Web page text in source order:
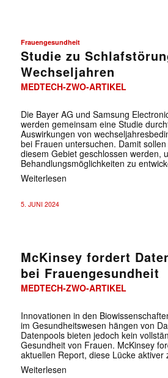
Frauengesundheit
Studie zu
Wechseljahren
MEDTECH-ZWO-ARTIKEL
Die Bayer AG und Samsung
werden gemeinsam eine Studie
Auswirkungen von
bei Frauen untersuchen. Damit
diesem Gebiet geschlossen werden,
Behandlungsmöglichkeiten zu
Weiterlesen
5. JUNI 2024
McKinsey fordert
bei Frauengesundheit
MEDTECH-ZWO-ARTIKEL
Innovationen in den
im Gesundheitswesen hängen von
Datenpools bieten jedoch kein
Gesundheit von Frauen. McKinsey
aktuellen Report, diese Lücke aktiver
Weiterlesen